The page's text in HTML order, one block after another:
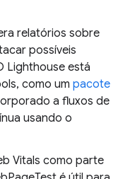
relatórios sobre
possíveis
Lighthouse está
como um pacote
a fluxos de
usando o
Vitals como parte